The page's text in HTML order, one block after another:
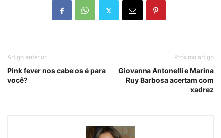
Artigo anterior
Pink fever nos cabelos é para
você?
Próximo artigo
Giovanna Antonelli e Marina
Ruy Barbosa acertam com
xadrez